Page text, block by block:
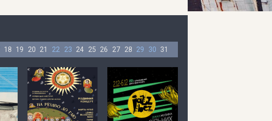
18 19 20 21 22 23 24 25 26 27 28 29 30 31